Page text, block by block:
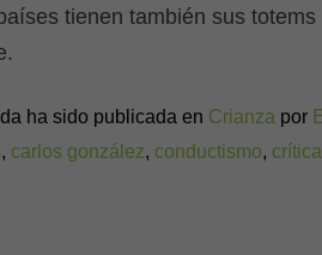
tienen también sus
ha sido publicada en Crianza por
, carlos gonzález, conductismo,